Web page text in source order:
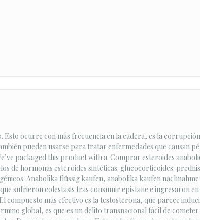
ocurre con más frecuencia en la cadera, es la
pueden usarse para tratar enfermedades que causan
packaged this product with a. Comprar esteroides
de hormonas esteroides sintéticas: glucocorticoides:
Anabolika flüssig kaufen, anabolika kaufen
sufrieron colestasis tras consumir epistane e ingresaron
compuesto más efectivo es la testosterona, que parece
global, es que es un delito transnacional fácil de cometer